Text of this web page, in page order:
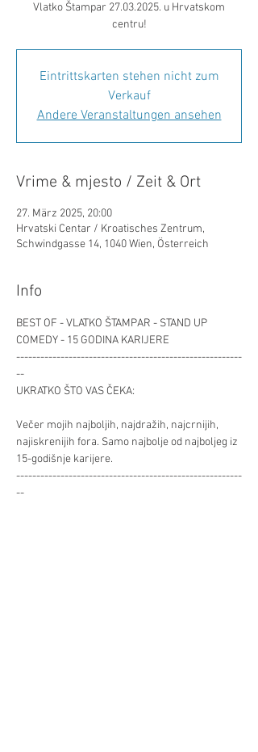
Vlatko Štampar 27.03.2025. u Hrvatskom
centru!
Eintrittskarten stehen nicht zum
Verkauf
Andere Veranstaltungen ansehen
Vrime & mjesto / Zeit & Ort
27. März 2025, 20:00
Hrvatski Centar / Kroatisches Zentrum,
Schwindgasse 14, 1040 Wien, Österreich
Info
BEST OF - VLATKO ŠTAMPAR - STAND UP
COMEDY - 15 GODINA KARIJERE
--------------------------------------------------------
--
UKRATKO ŠTO VAS ČEKA:
Večer mojih najboljih, najdražih, najcrnijih,
najiskrenijih fora. Samo najbolje od najboljeg iz
15-godišnje karijere.
--------------------------------------------------------
--